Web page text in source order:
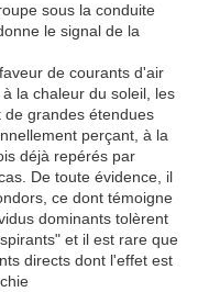
sous la conduite
le signal de la
de courants d'air
la chaleur du soleil, les
grandes étendues
perçant, à la
déjà repérés par
De toute évidence, il
ce dont témoigne
dominants tolèrent
et il est rare que
directs dont l'effet est